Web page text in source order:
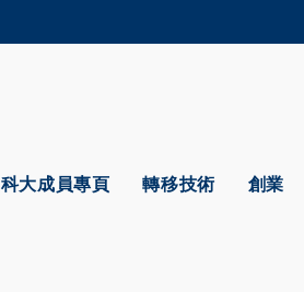
更多科大概覽
科大成員專頁 轉移技術 創業